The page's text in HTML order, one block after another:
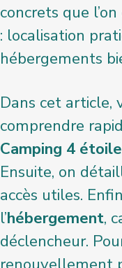
concrets que
: localisation
hébergements
Dans cet article,
comprendre
Camping 4
Ensuite, on
accès utiles.
l’hébergement,
déclencheur.